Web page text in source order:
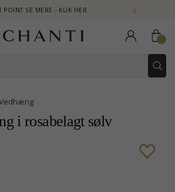
- KLIK HER NEW COLLECTION |
i rosabelagt sølv